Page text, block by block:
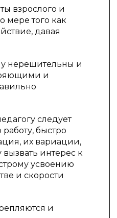
взрослого и
мере того как
давая
нерешительны и
и
следует
быстро
их вариации,
интерес к
усвоению
и скорости
и